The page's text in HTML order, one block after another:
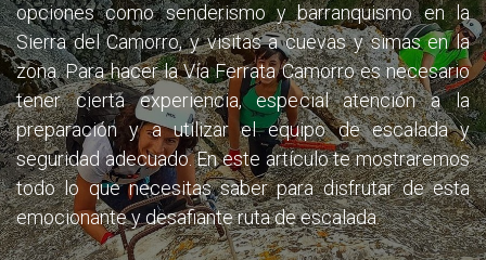
opciones como senderismo y barranquismo en la
Sierra del Camorro, y visitas a cuevas y simas en la
zona. Para hacer la Vía Ferrata Camorro es necesario
tener cierta experiencia, especial atención a la
preparación y a utilizar el equipo de escalada y
seguridad adecuado. En este artículo te mostraremos
todo lo que necesitas saber para disfrutar de esta
emocionante y desafiante ruta de escalada.